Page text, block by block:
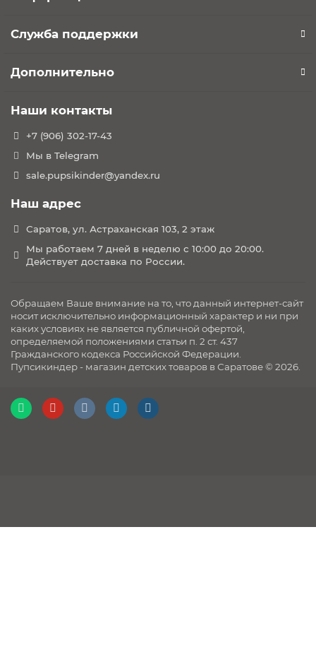
Служба поддержки
Дополнительно
Наши контакты
+7 (906) 302-17-43
Мы в Telegram
sale.pupsikinder@yandex.ru
Наш адрес
Саратов, ул. Астраханская 103, 2 этаж
Мы работаем 7 дней в неделю с 10:00 до 20:00.
Действует доставка по России.
Обращаем Ваше внимание на то, что данный интернет-сайт
носит исключительно информационный характер и ни при
каких условиях не является публичной офертой,
определяемой положениями статьи п. 2 ст. 437
Гражданского кодекса Российской Федерации.
Пупсикиндер - магазин детских товаров в Саратове © 2026.